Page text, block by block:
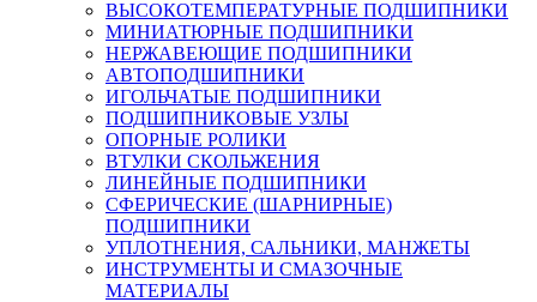
ВЫСОКОТЕМПЕРАТУРНЫЕ ПОДШИПНИКИ
МИНИАТЮРНЫЕ ПОДШИПНИКИ
НЕРЖАВЕЮЩИЕ ПОДШИПНИКИ
АВТОПОДШИПНИКИ
ИГОЛЬЧАТЫЕ ПОДШИПНИКИ
ПОДШИПНИКОВЫЕ УЗЛЫ
ОПОРНЫЕ РОЛИКИ
ВТУЛКИ СКОЛЬЖЕНИЯ
ЛИНЕЙНЫЕ ПОДШИПНИКИ
СФЕРИЧЕСКИЕ (ШАРНИРНЫЕ)
ПОДШИПНИКИ
УПЛОТНЕНИЯ, САЛЬНИКИ, МАНЖЕТЫ
ИНСТРУМЕНТЫ И СМАЗОЧНЫЕ
МАТЕРИАЛЫ